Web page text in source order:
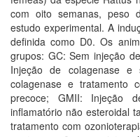
com oito semanas, peso
estudo experimental. A
definida como D0. Os
grupos: GC: Sem injeção
Injeção de colagenase e
colagenase e tratamento
precoce; GMII: Injeção
inflamatório não esteroidal
tratamento com